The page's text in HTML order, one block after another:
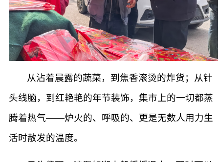
从沾着晨露的蔬菜，到焦香滚烫的炸货；从针
头线脑，到红艳艳的年节装饰，集市上的一切都蒸
腾着热气——炉火的、呼吸的、更是无数人用力生
活时散发的温度。